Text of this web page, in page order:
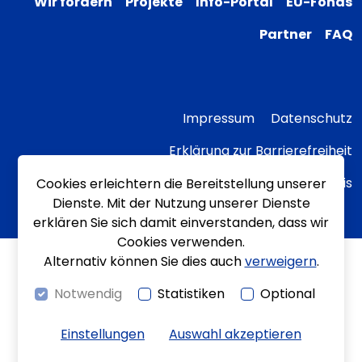
Partner
FAQ
Impressum
Datenschutz
Erklärung zur Barrierefreiheit
Transparenzhinweis
Cookies erleichtern die Bereitstellung unserer
Dienste. Mit der Nutzung unserer Dienste
erklären Sie sich damit einverstanden, dass wir
Cookies verwenden.
Alternativ können Sie dies auchverweigern.
Notwendig
Statistiken Optional
Einstellungen Auswahl akzeptieren